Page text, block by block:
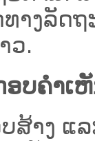
າງລັດ
ວ.
ບຄຳເ
າງ ແລ